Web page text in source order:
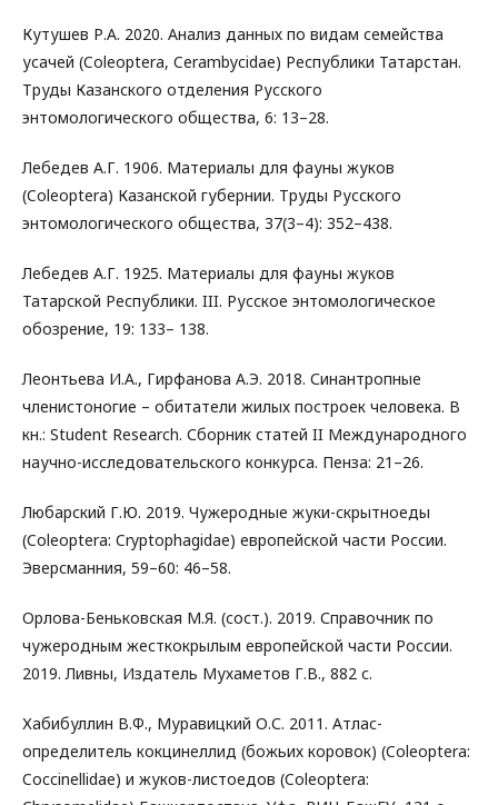
Кутушев Р.А. 2020. Анализ данных по видам семейства
усачей (Coleoptera, Cerambycidae) Республики Татарстан.
Труды Казанского отделения Русского
энтомологического общества, 6: 13–28.
Лебедев А.Г. 1906. Материалы для фауны жуков
(Coleoptera) Казанской губернии. Труды Русского
энтомологического общества, 37(3–4): 352–438.
Лебедев А.Г. 1925. Материалы для фауны жуков
Татарской Республики. III. Русское энтомологическое
обозрение, 19: 133– 138.
Леонтьева И.А., Гирфанова А.Э. 2018. Синантропные
членистоногие – обитатели жилых построек человека. В
кн.: Student Research. Сборник статей II Международного
научно-исследовательского конкурса. Пенза: 21–26.
Любарский Г.Ю. 2019. Чужеродные жуки-скрытноеды
(Coleoptera: Cryptophagidae) европейской части России.
Эверсманния, 59–60: 46–58.
Орлова-Беньковская М.Я. (сост.). 2019. Справочник по
чужеродным жесткокрылым европейской части России.
2019. Ливны, Издатель Мухаметов Г.В., 882 с.
Хабибуллин В.Ф., Муравицкий О.С. 2011. Атлас-
определитель кокцинеллид (божьих коровок) (Coleoptera:
Coccinellidae) и жуков-листоедов (Coleoptera: